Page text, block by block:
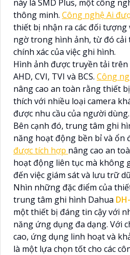
này là SMD Plus, một công
thông minh. Công nghệ Ai
thiết bị nhận ra các đối
ngờ trong hình ảnh, từ đó cải
chính xác của việc ghi hình.
Hình ảnh được truyền tải
AHD, CVI, TVI và BCS. Công
nâng cao an toàn rằng thiết
thích với nhiều loại camera
được nhu cầu của người dùng.
Bên cạnh đó, trung tâm ghi
năng hoạt động bền bỉ và ổn
được tích hợp nâng cao an
hoạt động liên tục mà không
đến việc giám sát và lưu trữ
Nhìn những đặc điểm của
trung tâm ghi hình Dahua
một thiết bị đáng tin cậy với
năng ứng dụng đa dạng. Với
cao, ứng dụng linh hoạt và
là một lựa chọn tốt cho các